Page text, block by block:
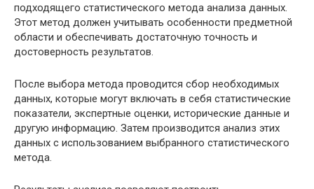
подходящего статистического метода анализа данных.
Этот метод должен учитывать особенности предметной
области и обеспечивать достаточную точность и
достоверность результатов.
После выбора метода проводится сбор необходимых
данных, которые могут включать в себя статистические
показатели, экспертные оценки, исторические данные и
другую информацию. Затем производится анализ этих
данных с использованием выбранного статистического
метода.